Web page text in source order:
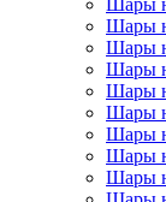
Шары
Шары
Шары
Шары
Шары
Шары
Шары
Шары
Шары